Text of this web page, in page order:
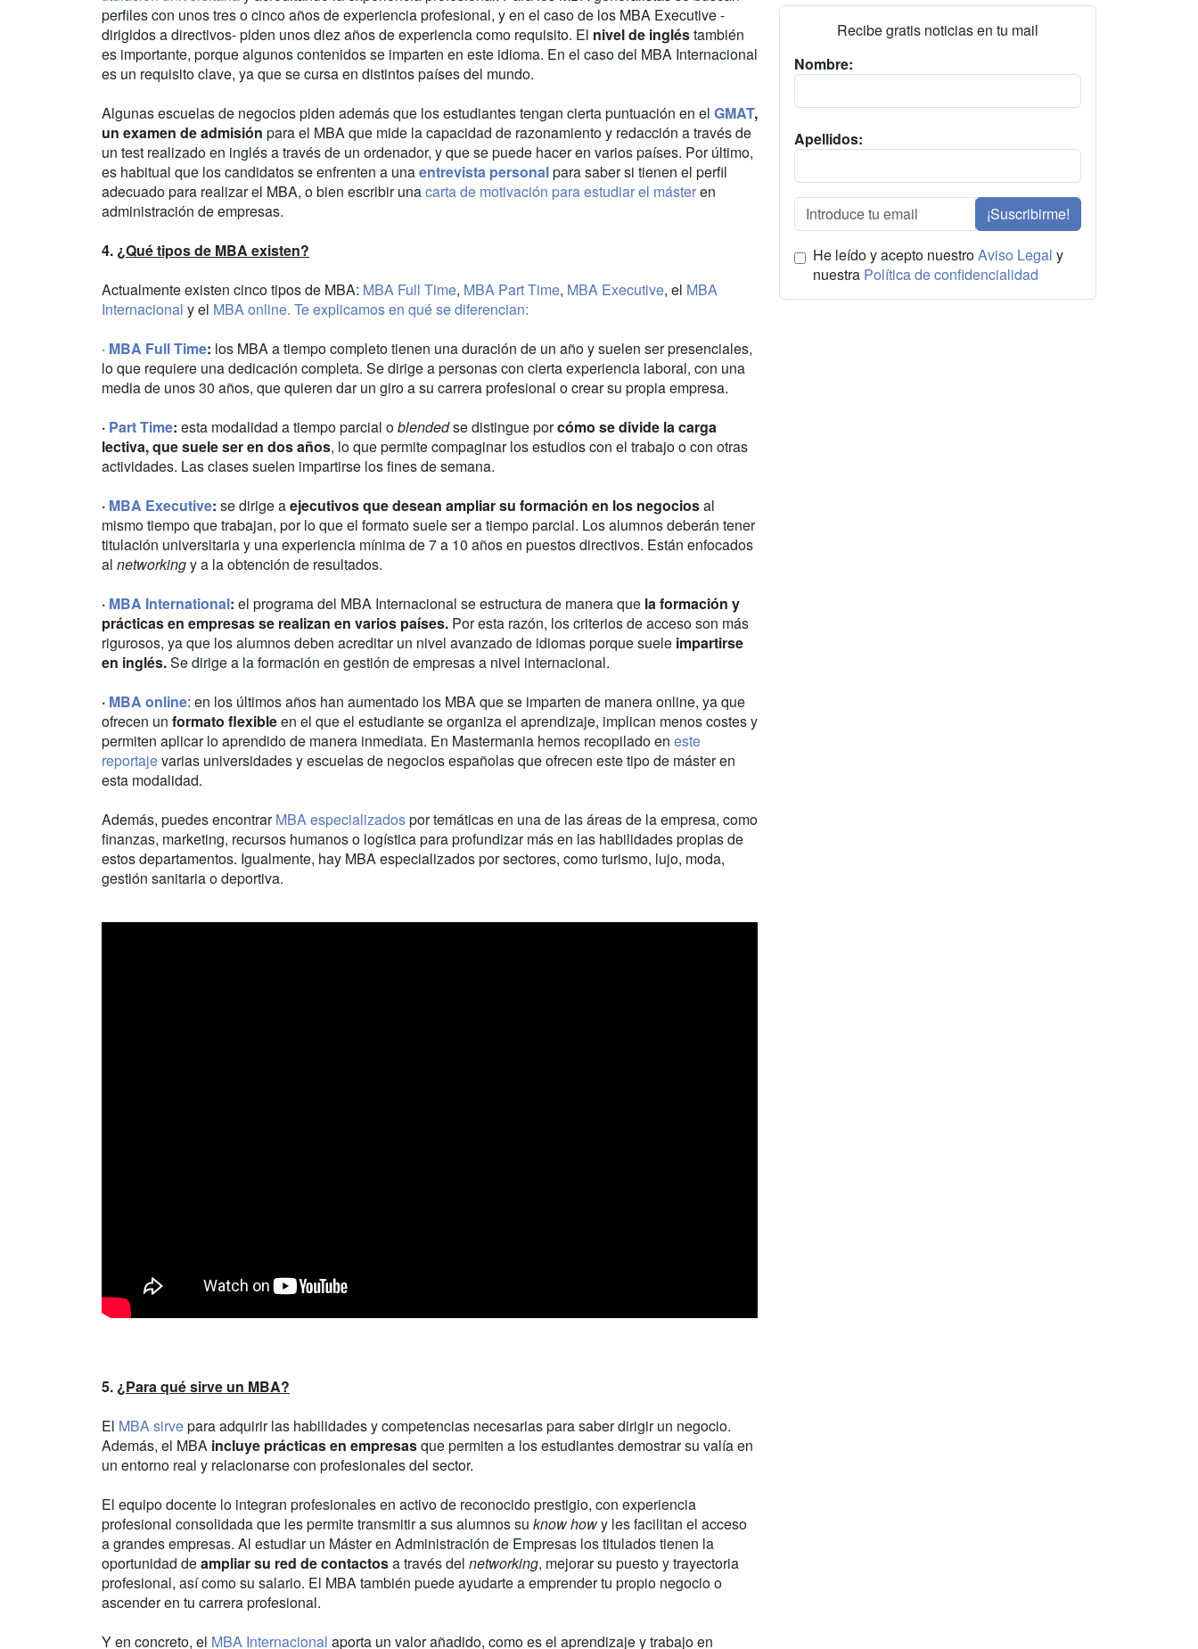
perfiles con unos tres o cinco años de experiencia profesional, y en el caso de los MBA Executive -
dirigidos a directivos- piden unos diez años de experiencia como requisito. El nivel de ingléstambién
es importante, porque algunos contenidos se imparten en este idioma. En el caso del MBA Internacional
es un requisito clave, ya que se cursa en distintos países del mundo.
Algunas escuelas de negocios piden además que los estudiantes tengan cierta puntuación en el GMAT,
un examen de admisión para el MBA que mide la capacidad de razonamiento y redacción a través de
un test realizado en inglés a través de un ordenador, y que se puede hacer en varios países. Por último,
es habitual que los candidatos se enfrenten a unaentrevista personalpara saber si tienen el perfil
adecuado para realizar el MBA, o bien escribir unacarta de motivación para estudiar el másteren
administración de empresas.
4. ¿Qué tipos de MBA existen?
Actualmente existen cinco tipos de MBA: MBA Full Time, MBA Part Time, MBA Executive, el MBA
Internacional y el MBA online. Te explicamos en qué se diferencian:
· MBA Full Time: los MBA a tiempo completo tienen una duración de un año y suelen ser presenciales,
lo que requiere una dedicación completa. Se dirige a personas con cierta experiencia laboral, con una
media de unos 30 años, que quieren dar un giro a su carrera profesional o crear su propia empresa.
· Part Time: esta modalidad a tiempo parcial oblendedse distingue porcómo se divide la carga
lectiva, que suele ser en dos años, lo que permite compaginar los estudios con el trabajo o con otras
actividades. Las clases suelen impartirse los fines de semana.
· MBA Executive: se dirige aejecutivos que desean ampliar su formación en los negociosal
mismo tiempo que trabajan, por lo que el formato suele ser a tiempo parcial. Los alumnos deberán tener
titulación universitaria y una experiencia mínima de 7 a 10 años en puestos directivos. Están enfocados
al networkingy a la obtención de resultados.
· MBA International: el programa del MBA Internacional se estructura de manera que la formación y
prácticas en empresas se realizan en varios países. Por esta razón, los criterios de acceso son más
rigurosos, ya que los alumnos deben acreditar un nivel avanzado de idiomas porque suele impartirse
en inglés.Se dirige a la formación en gestión de empresas a nivel internacional.
· MBA online: en los últimos años han aumentado los MBA que se imparten de manera online, ya que
ofrecen un formato flexibleen el que el estudiante se organiza el aprendizaje, implican menos costes y
permiten aplicar lo aprendido de manera inmediata. En Mastermania hemos recopilado en este
reportajevarias universidades y escuelas de negocios españolas que ofrecen este tipo de máster en
esta modalidad.
Además, puedes encontrarMBA especializadospor temáticas en una de las áreas de la empresa, como
finanzas, marketing, recursos humanos o logística para profundizar más en las habilidades propias de
estos departamentos. Igualmente, hay MBA especializados por sectores, como turismo, lujo, moda,
gestión sanitaria o deportiva.
5. ¿Para qué sirve un MBA?
El MBA sirvepara adquirir las habilidades y competencias necesarias para saber dirigir un negocio.
Además, el MBA incluye prácticas en empresasque permiten a los estudiantes demostrar su valía en
un entorno real y relacionarse con profesionales del sector.
El equipo docente lo integran profesionales en activo de reconocido prestigio, con experiencia
profesional consolidada que les permite transmitir a sus alumnos su know howy les facilitan el acceso
a grandes empresas. Al estudiar un Máster en Administración de Empresas los titulados tienen la
oportunidad deampliar su red de contactosa través del networking, mejorar su puesto y trayectoria
profesional, así como su salario. El MBA también puede ayudarte a emprender tu propio negocio o
ascender en tu carrera profesional.
Y en concreto, el MBA Internacional aporta un valor añadido, como es el aprendizaje y trabajo en
Recibe gratis noticias en tu mail
Nombre:
Apellidos:
¡Suscribirme!
He leído y acepto nuestroAviso Legal y
nuestra Política de confidencialidad